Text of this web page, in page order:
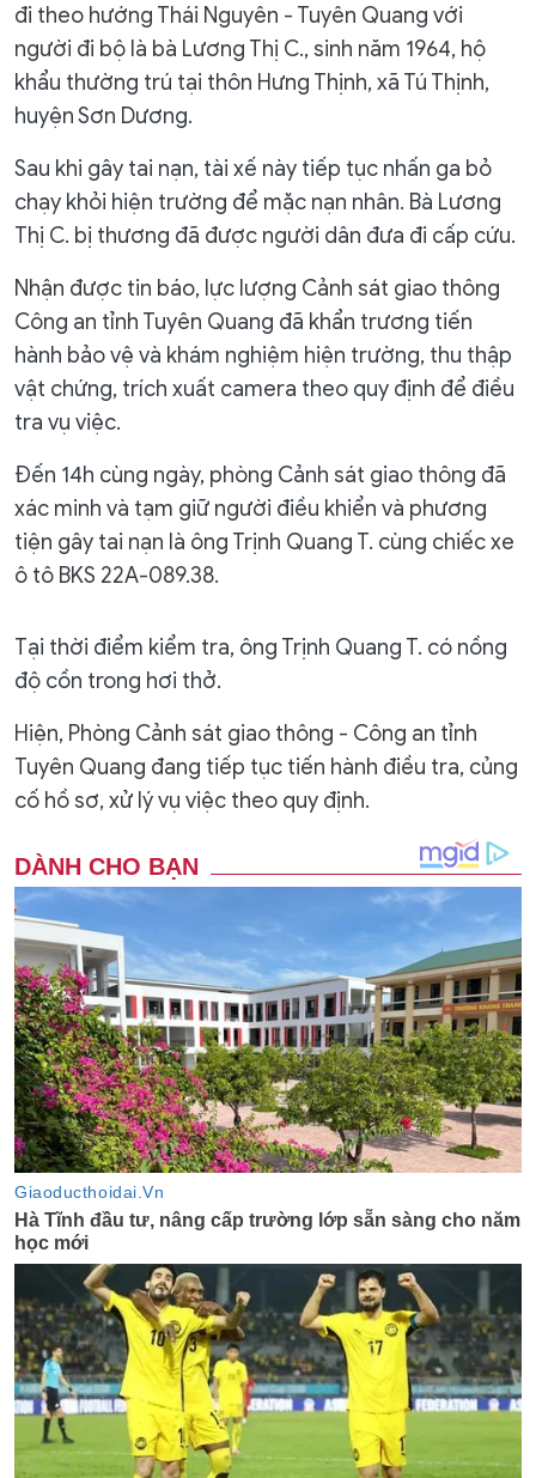
đi theo hướng Thái Nguyên - Tuyên Quang với
người đi bộ là bà Lương Thị C., sinh năm 1964, hộ
khẩu thường trú tại thôn Hưng Thịnh, xã Tú Thịnh,
huyện Sơn Dương.
Sau khi gây tai nạn, tài xế này tiếp tục nhấn ga bỏ
chạy khỏi hiện trường để mặc nạn nhân. Bà Lương
Thị C. bị thương đã được người dân đưa đi cấp cứu.
Nhận được tin báo, lực lượng Cảnh sát giao thông
Công an tỉnh Tuyên Quang đã khẩn trương tiến
hành bảo vệ và khám nghiệm hiện trường, thu thập
vật chứng, trích xuất camera theo quy định để điều
tra vụ việc.
Đến 14h cùng ngày, phòng Cảnh sát giao thông đã
xác minh và tạm giữ người điều khiển và phương
tiện gây tai nạn là ông Trịnh Quang T. cùng chiếc xe
ô tô BKS 22A-089.38.
Tại thời điểm kiểm tra, ông Trịnh Quang T. có nồng
độ cồn trong hơi thở.
Hiện, Phòng Cảnh sát giao thông - Công an tỉnh
Tuyên Quang đang tiếp tục tiến hành điều tra, củng
cố hồ sơ, xử lý vụ việc theo quy định.